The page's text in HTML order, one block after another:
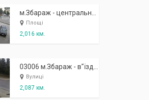
Площі
2,016 км.
Вулиці
2,087 км.